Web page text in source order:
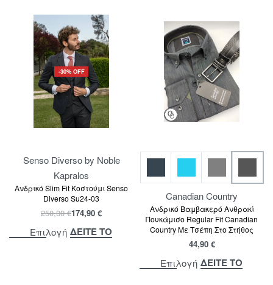
-30% OFF
Senso Diverso by Noble
Kapralos
Ανδρικό Slim Fit Κοστούμι Senso
Diverso Su24-03
250,00€174,90 €
Επιλογή ΔΕΙΤΕ ΤΟ
Canadian Country
Ανδρικό Βαμβακερό Ανθρακί
Πουκάμισο Regular Fit Canadian
Country Με Τσέπη Στο Στήθος
44,90 €
Επιλογή ΔΕΙΤΕ ΤΟ